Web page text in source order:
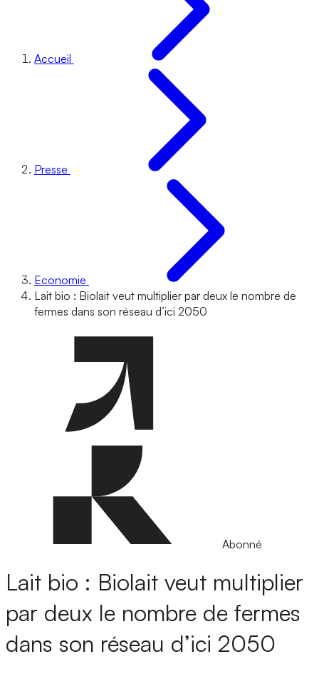
Accueil
Presse
Economie
Lait bio : Biolait veut multiplier par deux le nombre de
fermes dans son réseau d’ici 2050
Abonné
Lait bio : Biolait veut multiplier
par deux le nombre de fermes
dans son réseau d’ici 2050